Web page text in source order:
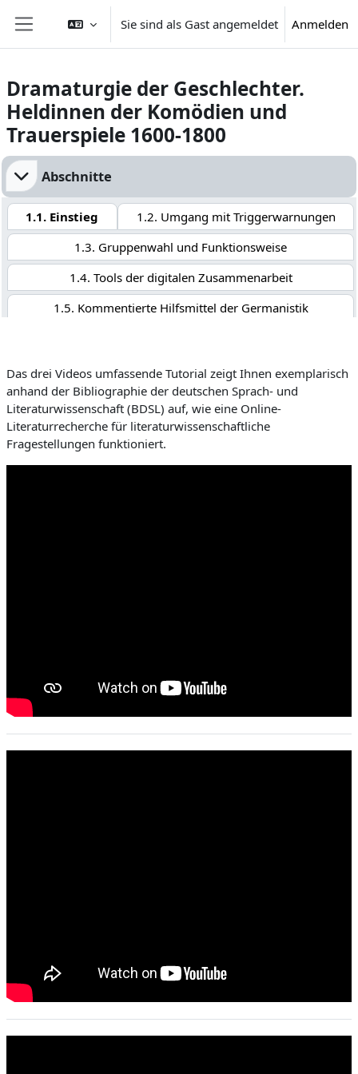
Website-Übersicht
Sie sind als Gast angemeldet Anmelden
Dramaturgie der Geschlechter.
Heldinnen der Komödien und
Trauerspiele 1600-1800
Abschnittsübersicht
Abschnitte
1.1. Einstieg
1.2. Umgang mit Triggerwarnungen
1.3. Gruppenwahl und Funktionsweise
1.4. Tools der digitalen Zusammenarbeit
1.5. Kommentierte Hilfsmittel der Germanistik
Das drei Videos umfassende Tutorial zeigt Ihnen exemplarisch
anhand der Bibliographie der deutschen Sprach- und
Literaturwissenschaft (BDSL) auf, wie eine Online-
Literaturrecherche für literaturwissenschaftliche
Fragestellungen funktioniert.